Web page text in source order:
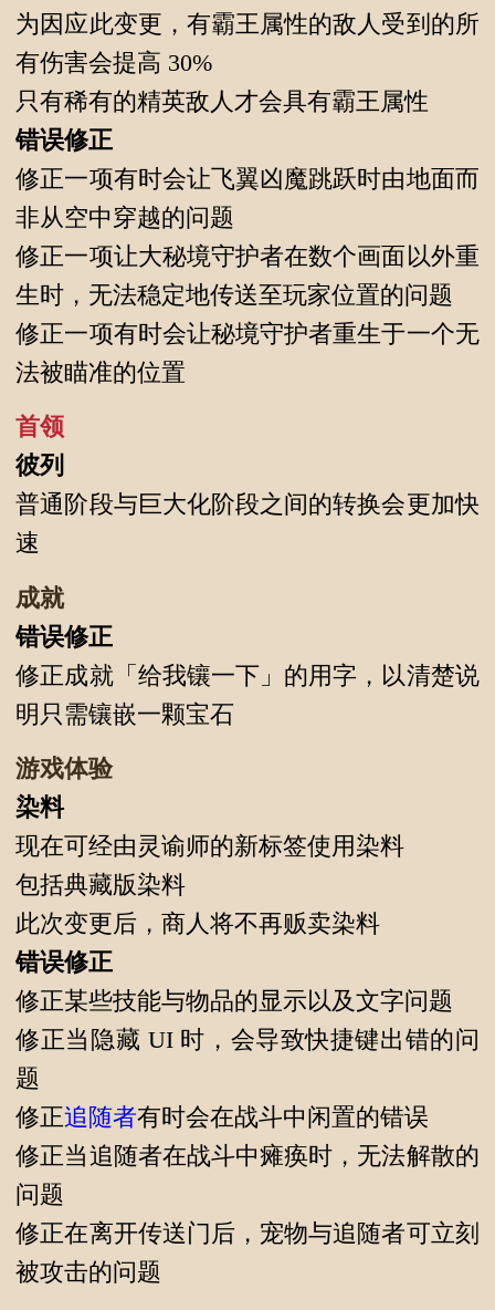
为因应此变更，有霸王属性的敌人受到的所
有伤害会提高 30%
只有稀有的精英敌人才会具有霸王属性
错误修正
修正一项有时会让飞翼凶魔跳跃时由地面而
非从空中穿越的问题
修正一项让大秘境守护者在数个画面以外重
生时，无法稳定地传送至玩家位置的问题
修正一项有时会让秘境守护者重生于一个无
法被瞄准的位置
首领
彼列
普通阶段与巨大化阶段之间的转换会更加快
速
成就
错误修正
修正成就「给我镶一下」的用字，以清楚说
明只需镶嵌一颗宝石
游戏体验
染料
现在可经由灵谕师的新标签使用染料
包括典藏版染料
此次变更后，商人将不再贩卖染料
错误修正
修正某些技能与物品的显示以及文字问题
修正当隐藏 UI 时，会导致快捷键出错的问
题
修正追随者有时会在战斗中闲置的错误
修正当追随者在战斗中瘫痪时，无法解散的
问题
修正在离开传送门后，宠物与追随者可立刻
被攻击的问题